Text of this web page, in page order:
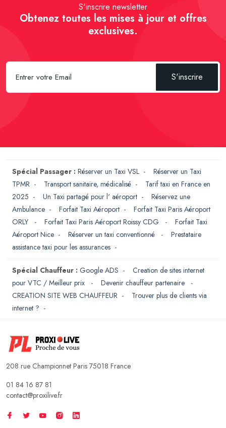
S'inscrire newsletter
Obtenez toutes les mises à jour et offres
exclusives.
S'inscrire
Spécial Passager : Réserver un Taxi VSL - Réserver un Taxi
TPMR - Transport sanitaire, médicalisé - Tarif taxi en France en
2025 - Un Taxi partagé pour l' aéroport - Réservez une
Ambulance - Forfait Taxi Aéroport - Forfait Taxi Paris Aéroport
ORLY
- Forfait Taxi Paris Aéroport Roissy CDG - Forfait Taxi
Aéroport Nice - Réserver un taxi conventionné - Prestataire
assistance taxi pour les assurances -
Spécial Chauffeur : Google ADS - Creation de sites internet
pour VTC / Meilleur prix
- Devenir chauffeur partenaire
-
CREATION SITE WEB CHAUFFEUR - Trouver plus de clients via
internet ? -
208 rue Championnet Paris 75018 France
01 84 16 87 81
contact@proxilive.fr